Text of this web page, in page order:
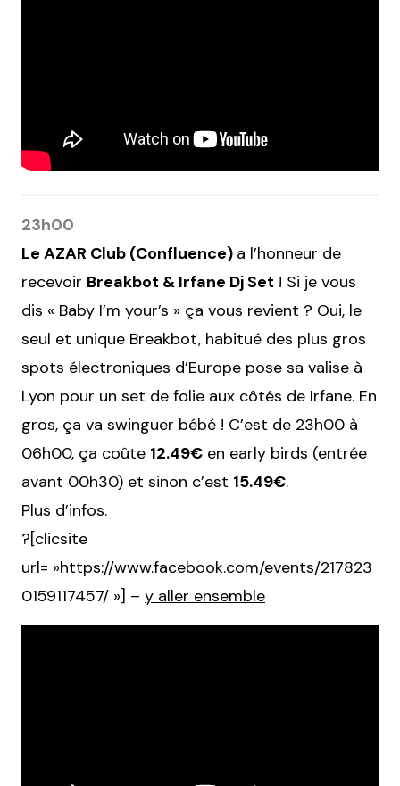
23h00
Le AZAR Club (Confluence) a l’honneur de
recevoir Breakbot & Irfane Dj Set ! Si je vous
dis « Baby I’m your’s » ça vous revient ? Oui, le
seul et unique Breakbot, habitué des plus gros
spots électroniques d’Europe pose sa valise à
Lyon pour un set de folie aux côtés de Irfane. En
gros, ça va swinguer bébé ! C’est de 23h00 à
06h00, ça coûte 12.49€ en early birds (entrée
avant 00h30) et sinon c’est 15.49€.
Plus d’infos.
?[clicsite
url= »https://www.facebook.com/events/217823
0159117457/ »] – y aller ensemble